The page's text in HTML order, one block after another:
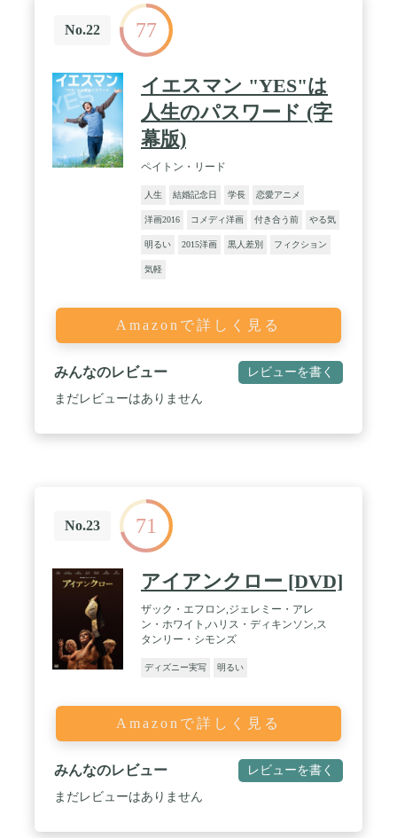
No.22 77
イエスマン "YES"は
人生のパスワード (字
幕版)
ペイトン・リード
人生 結婚記念日 学長 恋愛アニメ
洋画2016 コメディ洋画 付き合う前 やる気
明るい 2015洋画 黒人差別 フィクション
気軽
Amazonで詳しく見る
みんなのレビュー レビューを書く
まだレビューはありません
No.23 71
アイアンクロー [DVD]
ザック・エフロン,ジェレミー・アレ
ン・ホワイト,ハリス・ディキンソン,ス
タンリー・シモンズ
ディズニー実写 明るい
Amazonで詳しく見る
みんなのレビュー レビューを書く
まだレビューはありません